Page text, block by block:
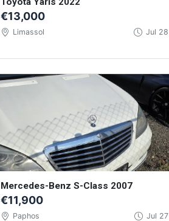
€13,000
Limassol Jul 28
Mercedes-Benz S-Class 2007
€11,900
Paphos Jul 27